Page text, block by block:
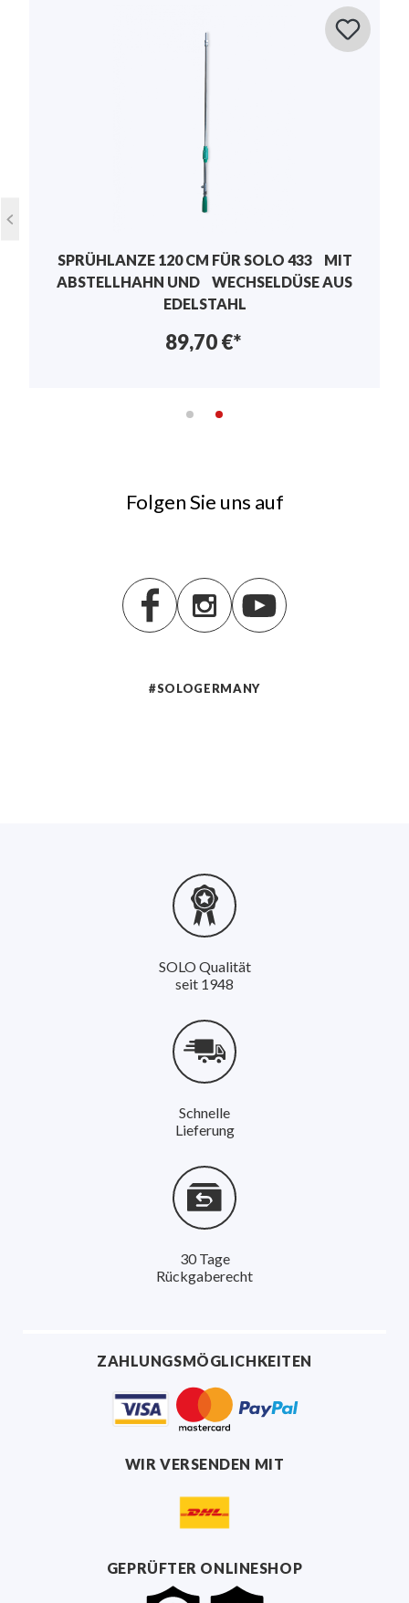
Keine Bewertungen gefunden. Teilen Sie Ihre
SPRÜHLANZE 120 CM FÜR SOLO 433 MIT
ABSTELLHAHN UND WECHSELDÜSE AUS
EDELSTAHL
89,70 €*
Folgen Sie uns auf
#SOLOGERMANY
SOLO Qualität
seit 1948
Schnelle
Lieferung
30 Tage
Rückgaberecht
ZAHLUNGSMÖGLICHKEITEN
WIR VERSENDEN MIT
GEPRÜFTER ONLINESHOP